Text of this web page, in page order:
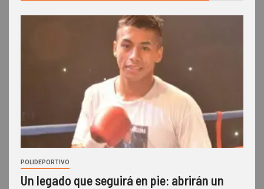
POLIDEPORTIVO
Un legado que seguirá en pie: abrirán un